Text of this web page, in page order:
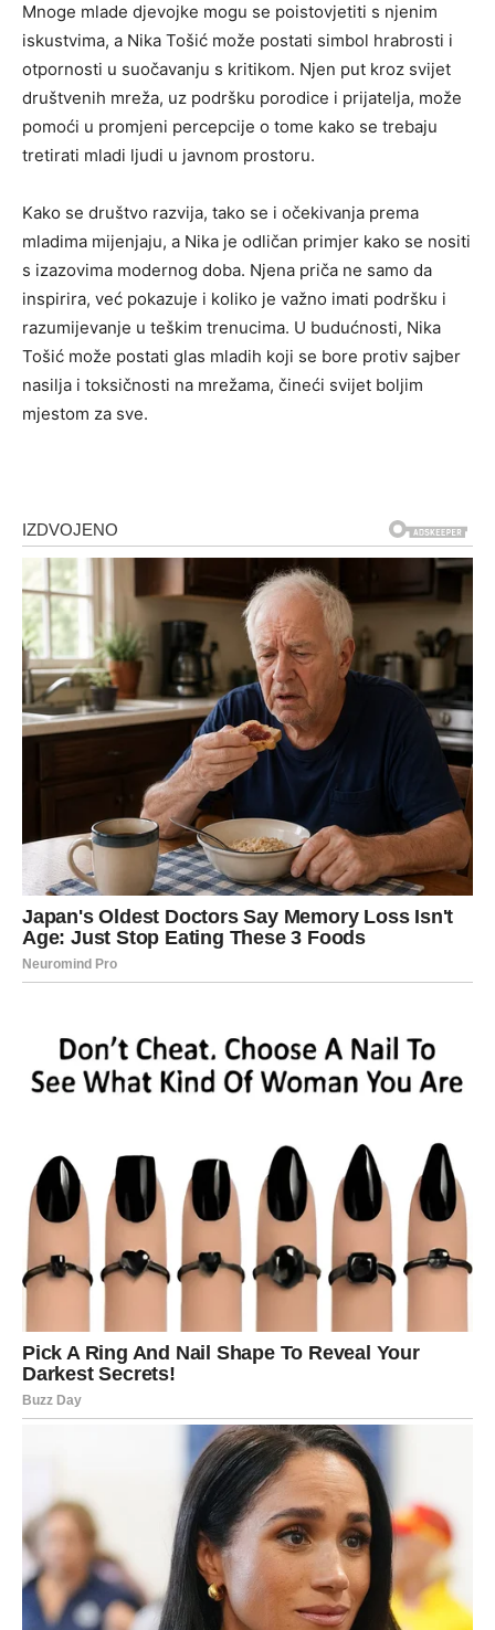
Mnoge mlade djevojke mogu se poistovjetiti s njenim
iskustvima, a Nika Tošić može postati simbol hrabrosti i
otpornosti u suočavanju s kritikom. Njen put kroz svijet
društvenih mreža, uz podršku porodice i prijatelja, može
pomoći u promjeni percepcije o tome kako se trebaju
tretirati mladi ljudi u javnom prostoru.
Kako se društvo razvija, tako se i očekivanja prema
mladima mijenjaju, a Nika je odličan primjer kako se nositi
s izazovima modernog doba. Njena priča ne samo da
inspirira, već pokazuje i koliko je važno imati podršku i
razumijevanje u teškim trenucima. U budućnosti, Nika
Tošić može postati glas mladih koji se bore protiv sajber
nasilja i toksičnosti na mrežama, čineći svijet boljim
mjestom za sve.